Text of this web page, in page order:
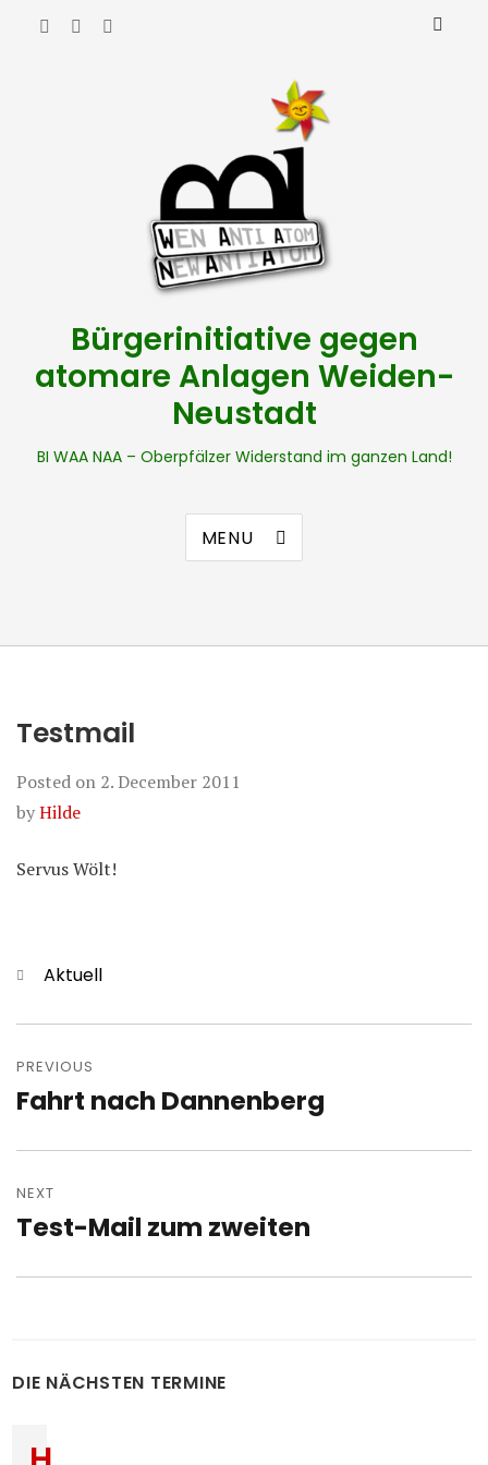
Bürgerinitiative gegen
atomare Anlagen Weiden-
Neustadt
BI WAA NAA – Oberpfälzer Widerstand im ganzen Land!
MENU
Testmail
Posted on 2. December 2011
byHilde
Servus Wölt!
Categories
Aktuell
navigation
PREVIOUS
Previous
Fahrt nach Dannenberg
NEXT
Next
Test-Mail zum zweiten
DIE NÄCHSTEN TERMINE